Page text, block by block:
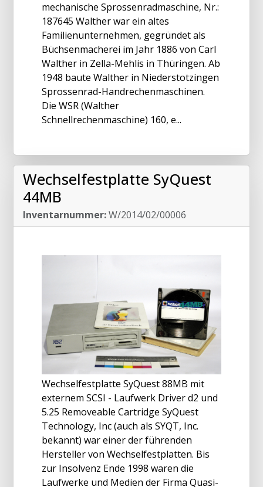
mechanische Sprossenradmaschine, Nr.:
187645 Walther war ein altes
Familienunternehmen, gegründet als
Büchsenmacherei im Jahr 1886 von Carl
Walther in Zella-Mehlis in Thüringen. Ab
1948 baute Walther in Niederstotzingen
Sprossenrad-Handrechenmaschinen.
Die WSR (Walther
Schnellrechenmaschine) 160, e...
Wechselfestplatte SyQuest
44MB
Inventarnummer:W/2014/02/00006
Wechselfestplatte SyQuest 88MB mit
externem SCSI - Laufwerk Driver d2 und
5.25 Removeable Cartridge SyQuest
Technology, Inc (auch als SYQT, Inc.
bekannt) war einer der führenden
Hersteller von Wechselfestplatten. Bis
zur Insolvenz Ende 1998 waren die
Laufwerke und Medien der Firma Quasi-